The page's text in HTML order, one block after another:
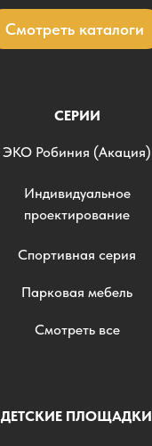
Смотреть каталоги
СЕРИИ
ЭKO Робиния (Акация)
Спортивная серия
Парковая мебель
Смотреть все
Индивидуальное
проектирование
ДЕТСКИЕ ПЛОЩАДКИ